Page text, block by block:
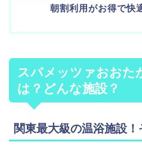
朝割利用がお得で快
スパメッツァおおた
は？どんな施設？
関東最大級の温浴施設！